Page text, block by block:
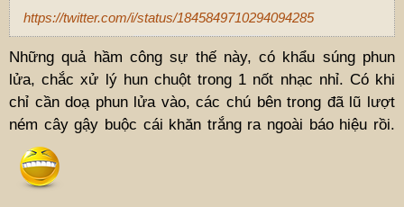
https://twitter.com/i/status/1845849710294094285
Những quả hầm công sự thế này, có khẩu súng phun
lửa, chắc xử lý hun chuột trong 1 nốt nhạc nhỉ. Có khi
chỉ cần doạ phun lửa vào, các chú bên trong đã lũ lượt
ném cây gậy buộc cái khăn trắng ra ngoài báo hiệu rồi.